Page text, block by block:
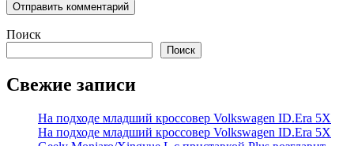
Поиск
Поиск
Свежие записи
На подходе младший кроссовер Volkswagen ID.Era 5X
На подходе младший кроссовер Volkswagen ID.Era 5X